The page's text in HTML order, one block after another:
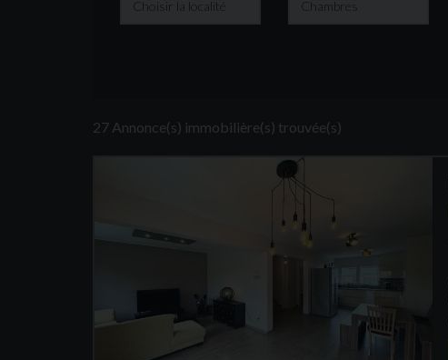
27 Annonce(s) immobilière(s) trouvée(s)